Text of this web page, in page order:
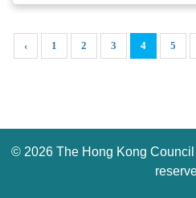
化社會。網上工作坊則聚焦
育活動，「樂齡科技博覽暨
構、專業組織，以至眾多參
技博覽暨高峰會」得以順利
wide range of innovative
Secretary for Labour and
residents is 80 years old or
population brought forth
opportunities. GIES has
‹ 1 2 3 4 5
© 2026 The Hong Kong